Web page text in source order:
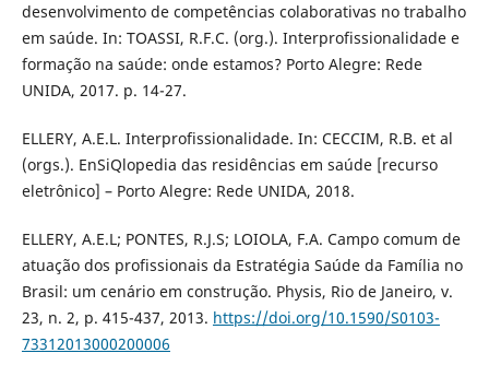
desenvolvimento de competências colaborativas no trabalho
em saúde. In: TOASSI, R.F.C. (org.). Interprofissionalidade e
formação na saúde: onde estamos? Porto Alegre: Rede
UNIDA, 2017. p. 14-27.
ELLERY, A.E.L. Interprofissionalidade. In: CECCIM, R.B. et al
(orgs.). EnSiQlopedia das residências em saúde [recurso
eletrônico] – Porto Alegre: Rede UNIDA, 2018.
ELLERY, A.E.L; PONTES, R.J.S; LOIOLA, F.A. Campo comum de
atuação dos profissionais da Estratégia Saúde da Família no
Brasil: um cenário em construção. Physis, Rio de Janeiro, v.
23, n. 2, p. 415-437, 2013. https://doi.org/10.1590/S0103-
73312013000200006